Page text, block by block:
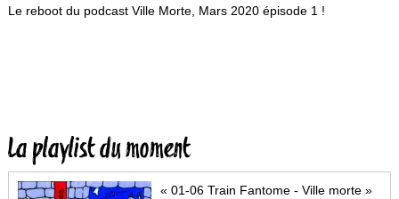
Le reboot du podcast Ville Morte, Mars 2020 épisode 1 !
La playlist du moment
« 01-06 Train Fantome - Ville morte »